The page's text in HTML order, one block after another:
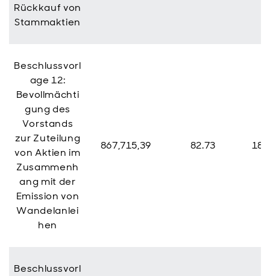
Rückkauf von
Stammaktien
Beschlussvorl
age 12:
Bevollmächti
gung des
Vorstands
zur Zuteilung
von Aktien im
Zusammenh
ang mit der
Emission von
Wandelanlei
hen
867,715,39 82.73
Beschlussvorl